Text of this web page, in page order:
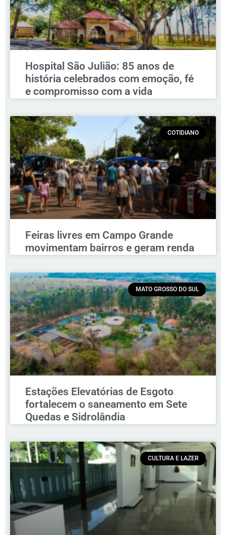
Hospital São Julião: 85 anos de
história celebrados com emoção, fé
e compromisso com a vida
COTIDIANO
Feiras livres em Campo Grande
movimentam bairros e geram renda
MATO GROSSO DO SUL
Estações Elevatórias de Esgoto
fortalecem o saneamento em Sete
Quedas e Sidrolândia
CULTURA E LAZER